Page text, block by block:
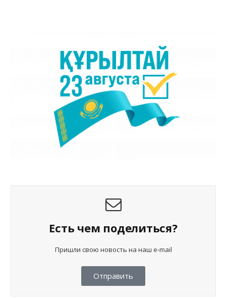
Есть чем поделиться?
Пришли свою новость на наш e-mail
Отправить